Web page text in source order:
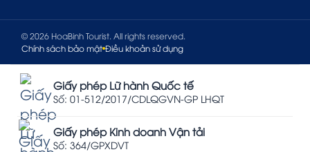
© 2026 HoaBinh Tourist. All rights reserved.
Chính sách bảo mật Điều khoản sử dụng
Giấy phép Lữ hành Quốc tế
Số: 01-512/2017/CDLQGVN-GP LHQT
Giấy phép Kinh doanh Vận tải
Số: 364/GPXDVT